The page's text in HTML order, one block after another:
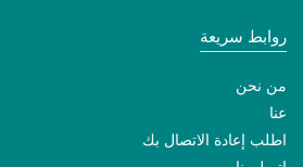
روابط سريعة
من نحن
عنا
اطلب إعادة الاتصال بك